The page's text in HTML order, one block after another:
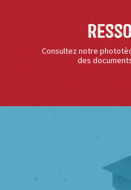
Consultez notre
des